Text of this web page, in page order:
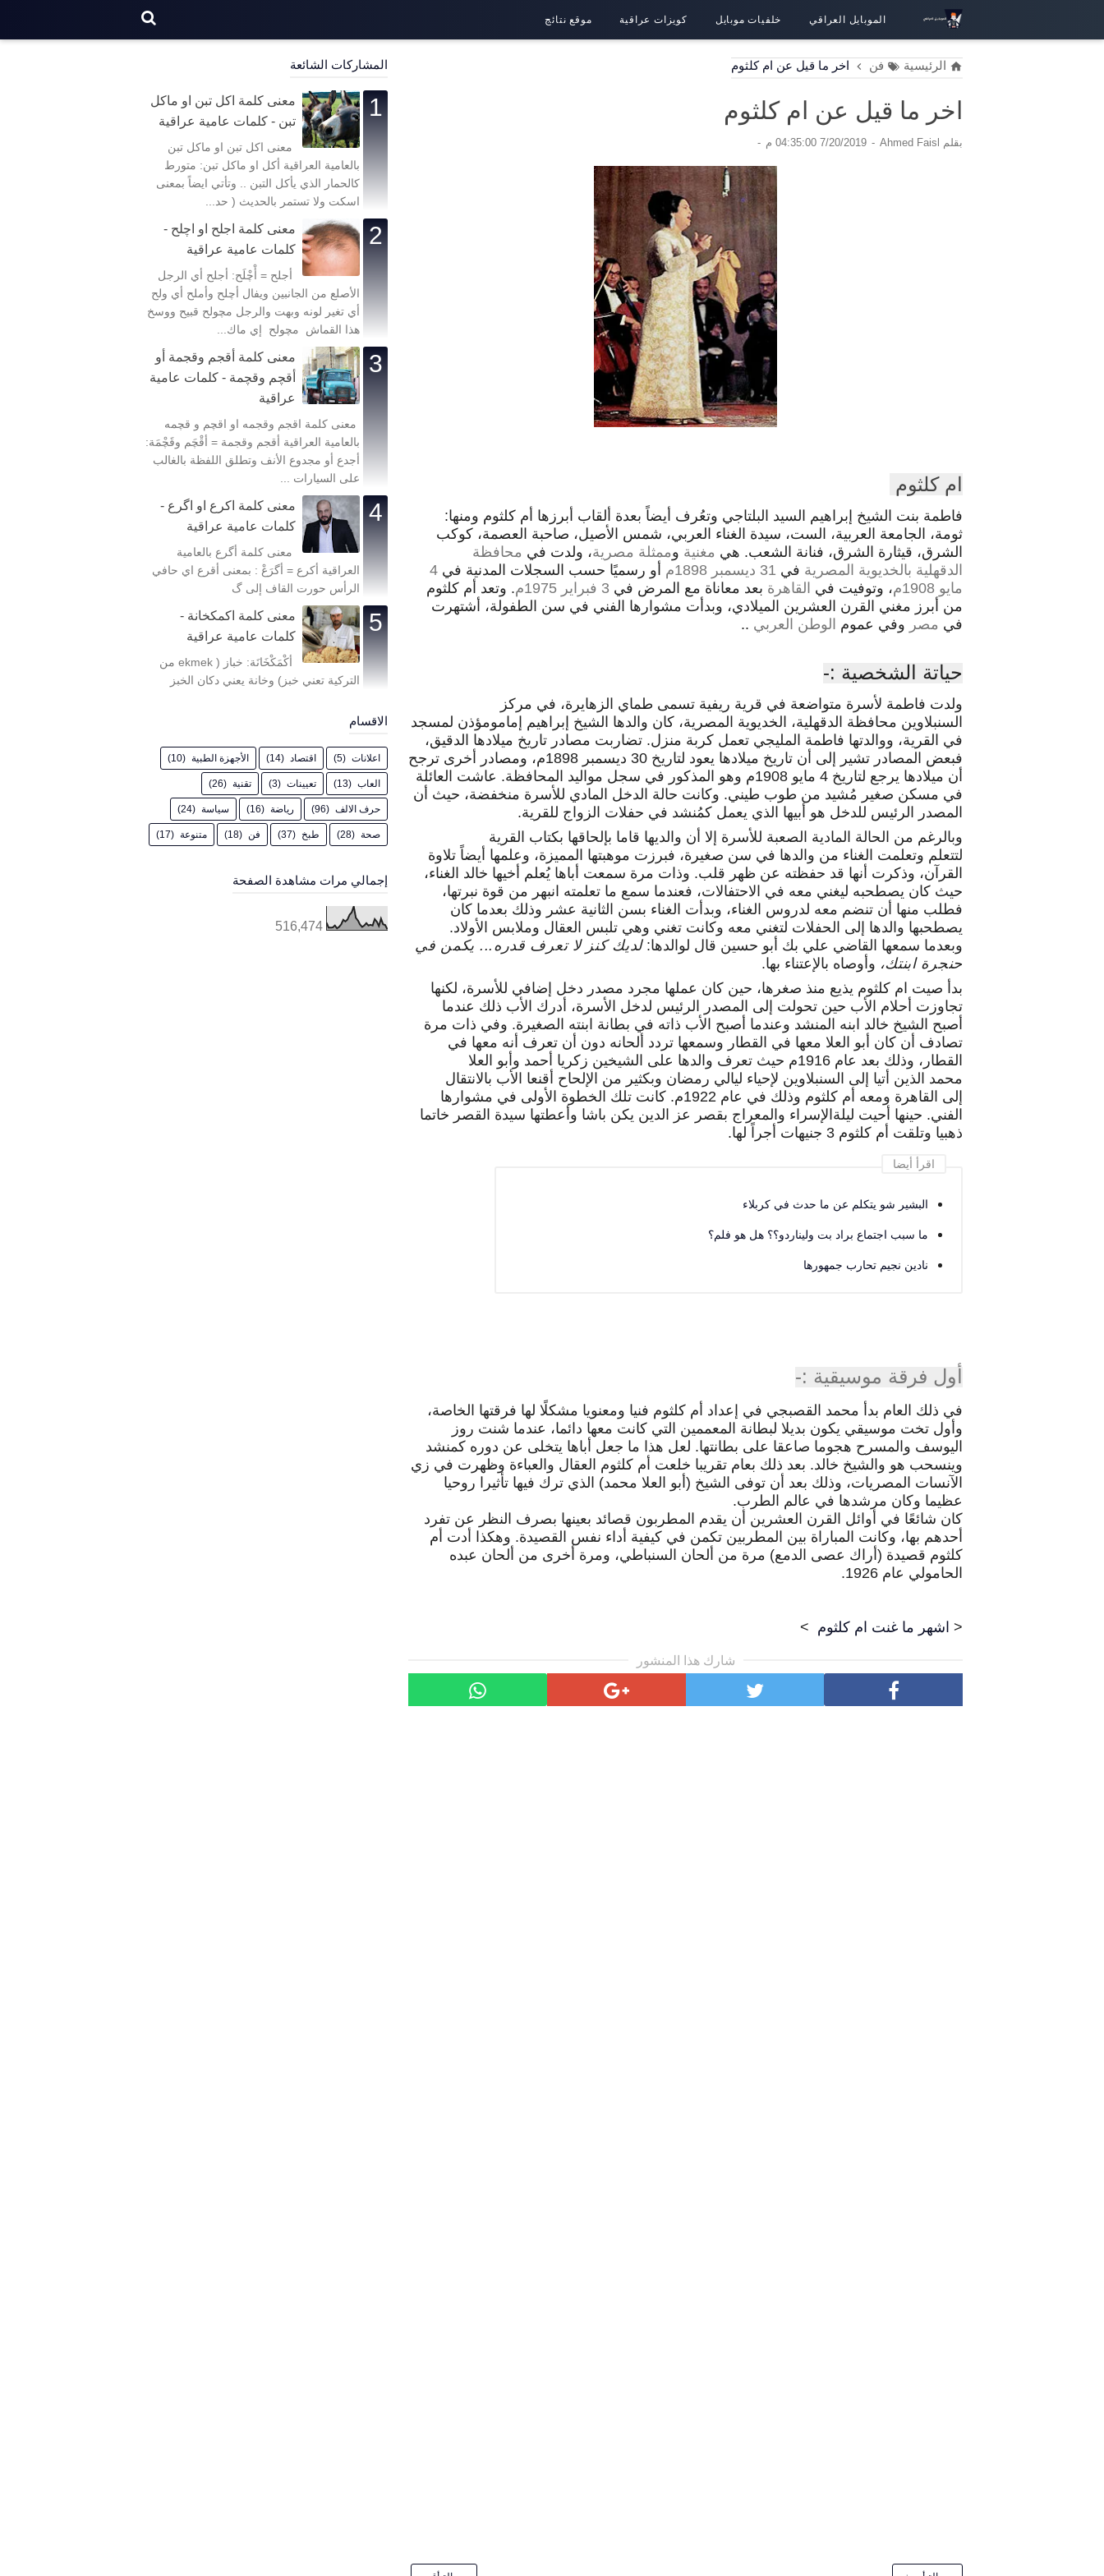
الموبايل العراقي خلفيات موبايل كويزات عراقية موقع نتائج
الرئيسية فن اخر ما قيل عن ام كلثوم
اخر ما قيل عن ام كلثوم
بقلم Ahmed Faisl 7/20/2019 04:35:00 م
ام كلثوم
فاطمة بنت الشيخ إبراهيم السيد البلتاجي وتعُرف أيضاً بعدة ألقاب أبرزها أم كلثوم ومنها:
ثومة، الجامعة العربية، الست، سيدة الغناء العربي، شمس الأصيل، صاحبة العصمة، كوكب
الشرق، قيثارة الشرق، فنانة الشعب. هي مغنية وممثلة مصرية، ولدت في محافظة
الدقهلية بالخديوية المصرية في 31 ديسمبر 1898م أو رسميًا حسب السجلات المدنية في 4
مايو 1908م ، وتوفيت في القاهرة بعد معاناة مع المرض في 3 فبراير 1975م
. وتعد أم كلثوم
من أبرز مغني القرن العشرين الميلادي، وبدأت مشوارها الفني في سن الطفولة، أشتهرت
في مصر وفي عموم الوطن العربي .
.
حياتة الشخصية :-
ولدت فاطمة لأسرة متواضعة في قرية ريفية تسمى طماي الزهايرة، في مركز
السنبلاوين محافظة الدقهلية، الخديوية المصرية، كان والدها الشيخ إبراهيم إمامومؤذن لمسجد
في القرية، ووالدتها فاطمة المليجي تعمل كربة منزل. تضاربت مصادر تاريخ ميلادها الدقيق،
فبعض المصادر تشير إلى أن تاريخ ميلادها يعود لتاريخ 30 ديسمبر 1898م، ومصادر أخرى ترجح
أن ميلادها يرجع لتاريخ 4 مايو 1908م وهو المذكور في سجل مواليد المحافظة. عاشت العائلة
في مسكن صغير مُشيد من طوب طيني. وكانت حالة الدخل المادي للأسرة منخفضة، حيث أن
المصدر الرئيس للدخل هو أبيها الذي يعمل كمُنشد في حفلات الزواج للقرية.
وبالرغم من الحالة المادية الصعبة للأسرة إلا أن والديها قاما بإلحاقها بكتاب القرية
لتتعلم وتعلمت الغناء من والدها في سن صغيرة، فبرزت موهبتها المميزة، وعلمها أيضاً تلاوة
القرآن، وذكرت أنها قد حفظته عن ظهر قلب. وذات مرة سمعت أباها يُعلم أخيها خالد الغناء،
حيث كان يصطحبه ليغني معه في الاحتفالات، فعندما سمع ما تعلمته انبهر من قوة نبرتها،
فطلب منها أن تنضم معه لدروس الغناء، وبدأت الغناء بسن الثانية عشر وذلك بعدما كان
يصطحبها والدها إلى الحفلات لتغني معه وكانت تغني وهي تلبس العقال وملابس الأولاد.
وبعدما سمعها القاضي علي بك أبو حسين قال لوالدها:لديك كنز لا تعرف قدره... يكمن في
حنجرة ابنتك، وأوصاه بالإعتناء بها.
بدأ صيت ام كلثوم يذيع منذ صغرها، حين كان عملها مجرد مصدر دخل إضافي للأسرة، لكنها
تجاوزت أحلام الأب حين تحولت إلى المصدر الرئيس لدخل الأسرة، أدرك الأب ذلك عندما
أصبح الشيخ خالد ابنه المنشد وعندما أصبح الأب ذاته في بطانة ابنته الصغيرة. وفي ذات مرة
تصادف أن كان أبو العلا معها في القطار وسمعها تردد ألحانه دون أن تعرف أنه معها في
القطار، وذلك بعد عام 1916م حيث تعرف والدها على الشيخين زكريا أحمد وأبو العلا
محمد الذين أتيا إلى السنبلاوين لإحياء ليالي رمضان وبكثير من الإلحاح أقنعا الأب بالانتقال
إلى القاهرة ومعه أم كلثوم وذلك في عام 1922م. كانت تلك الخطوة الأولى في مشوارها
الفني. حينها أحيت ليلةالإسراء والمعراج بقصر عز الدين يكن باشا وأعطتها سيدة القصر خاتما
ذهبيا وتلقت أم كلثوم 3 جنيهات أجراً لها.
اقرأ أيضا
البشير شو يتكلم عن ما حدث في كربلاء
ما سبب اجتماع براد بت وليناردو؟؟ هل هو فلم؟
نادين نجيم تحارب جمهورها
أول فرقة موسيقية :-
في ذلك العام بدأ محمد القصبجي في إعداد أم كلثوم فنيا ومعنويا مشكلًا لها فرقتها الخاصة،
وأول تخت موسيقي يكون بديلا لبطانة المعممين التي كانت معها دائما، عندما شنت روز
اليوسف والمسرح هجوما صاعقا على بطانتها. لعل هذا ما جعل أباها يتخلى عن دوره كمنشد
وينسحب هو والشيخ خالد. بعد ذلك بعام تقريبا خلعت أم كلثوم العقال والعباءة وظهرت في زي
الآنسات المصريات، وذلك بعد أن توفى الشيخ (أبو العلا محمد) الذي ترك فيها تأثيرا روحيا
عظيما وكان مرشدها في عالم الطرب.
كان شائعًا في أوائل القرن العشرين أن يقدم المطربون قصائد بعينها بصرف النظر عن تفرد
أحدهم بها، وكانت المباراة بين المطربين تكمن في كيفية أداء نفس القصيدة. وهكذا أدت أم
كلثوم قصيدة (أراك عصى الدمع) مرة من ألحان السنباطي، ومرة أخرى من ألحان عبده
الحامولي عام 1926.
< اشهر ما غنت ام كلثوم >
شارك هذا المنشور
المشاركات الشائعة
معنى كلمة اكل تبن او ماكل
تبن - كلمات عامية عراقية
معنى اكل تبن او ماكل تبن
بالعامية العراقية أكل او ماكل تبن: متورط
كالحمار الذي يأكل التبن .. وتأتي ايضاً بمعنى
اسكت ولا تستمر بالحديث ( حد...
معنى كلمة اجلح او اچلح -
كلمات عامية عراقية
أجلح = أْچْلَح: أجلح أي الرجل
الأصلع من الجانبين ويفال أچلح وأملح أي ولح
أي تغير لونه وبهت والرجل مچولح قبيح ووسخ
هذا القماش مچولح إي ماك...
معنى كلمة أقجم وقجمة أو
أقچم وقچمة - كلمات عامية
عراقية
معنى كلمة اقجم وقجمه او اقچم و قچمه
بالعامية العراقية أقجم وقجمة = أقْچَم وقَچْمَة:
أجدع أو مجدوع الأنف وتطلق اللفظة بالغالب
على السيارات ...
معنى كلمة اكرع او اگرع -
كلمات عامية عراقية
معنى كلمة أگرع بالعامية
العراقية أكرع = أگرَعْ : بمعنى أقرع اي حافي
الرأس حورت القاف إلى گ
معنى كلمة اكمكخانة -
كلمات عامية عراقية
أكْمَكْخَانَة: خباز ( ekmek من
التركية تعني خبز) وخانة يعني دكان الخبز
الاقسام
اعلانات (5) اقتصاد (14) الأجهزة الطبية (10)
العاب (13) تعيينات (3) تقنية (26)
حرف الالف (96) رياضة (16) سياسة (24)
صحة (28) طبخ (37) فن (18) متنوعة (17)
إجمالي مرات مشاهدة الصفحة
516,474